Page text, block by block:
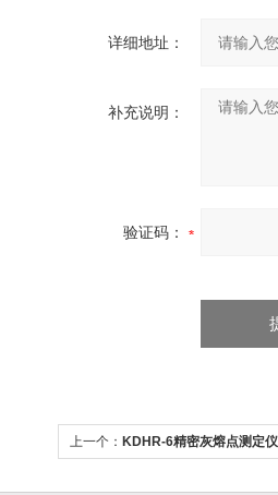
详细地址：
补充说明：
验证码：
上一个： KDHR-6精密灰熔点测定仪